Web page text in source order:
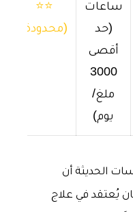
ساعات
(حد
أقصى
3000
ملغ/
يوم)
⭐⭐
(محدودة)
الحديثة أن
يُعتقد في علاج